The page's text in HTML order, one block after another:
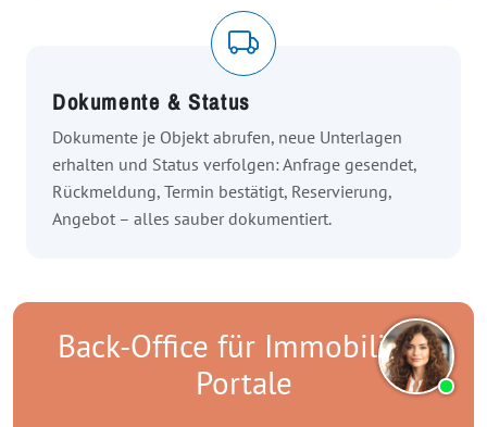
Dokumente & Status
Dokumente je Objekt abrufen, neue Unterlagen
erhalten und Status verfolgen: Anfrage gesendet,
Rückmeldung, Termin bestätigt, Reservierung,
Angebot – alles sauber dokumentiert.
Back-Office für Immobilien-
Portale